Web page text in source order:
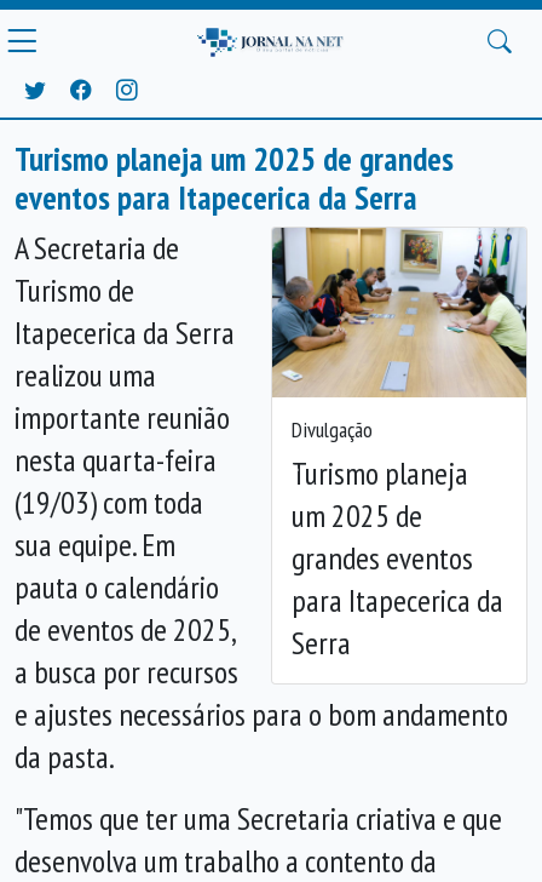
Turismo planeja um 2025 de grandes
eventos para Itapecerica da Serra
Divulgação
Turismo planeja
um 2025 de
grandes eventos
para Itapecerica da
Serra
Anterior
A Secretaria de
Turismo de
Itapecerica da Serra
realizou uma
importante reunião
nesta quarta-feira
(19/03) com toda
sua equipe. Em
pauta o calendário
de eventos de 2025,
a busca por recursos
e ajustes necessários para o bom andamento
da pasta.
"Temos que ter uma Secretaria criativa e que
desenvolva um trabalho a contento da